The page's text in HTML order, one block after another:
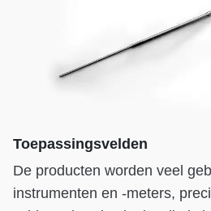
Toepassingsvelden
De producten worden veel
instrumenten en -meters,